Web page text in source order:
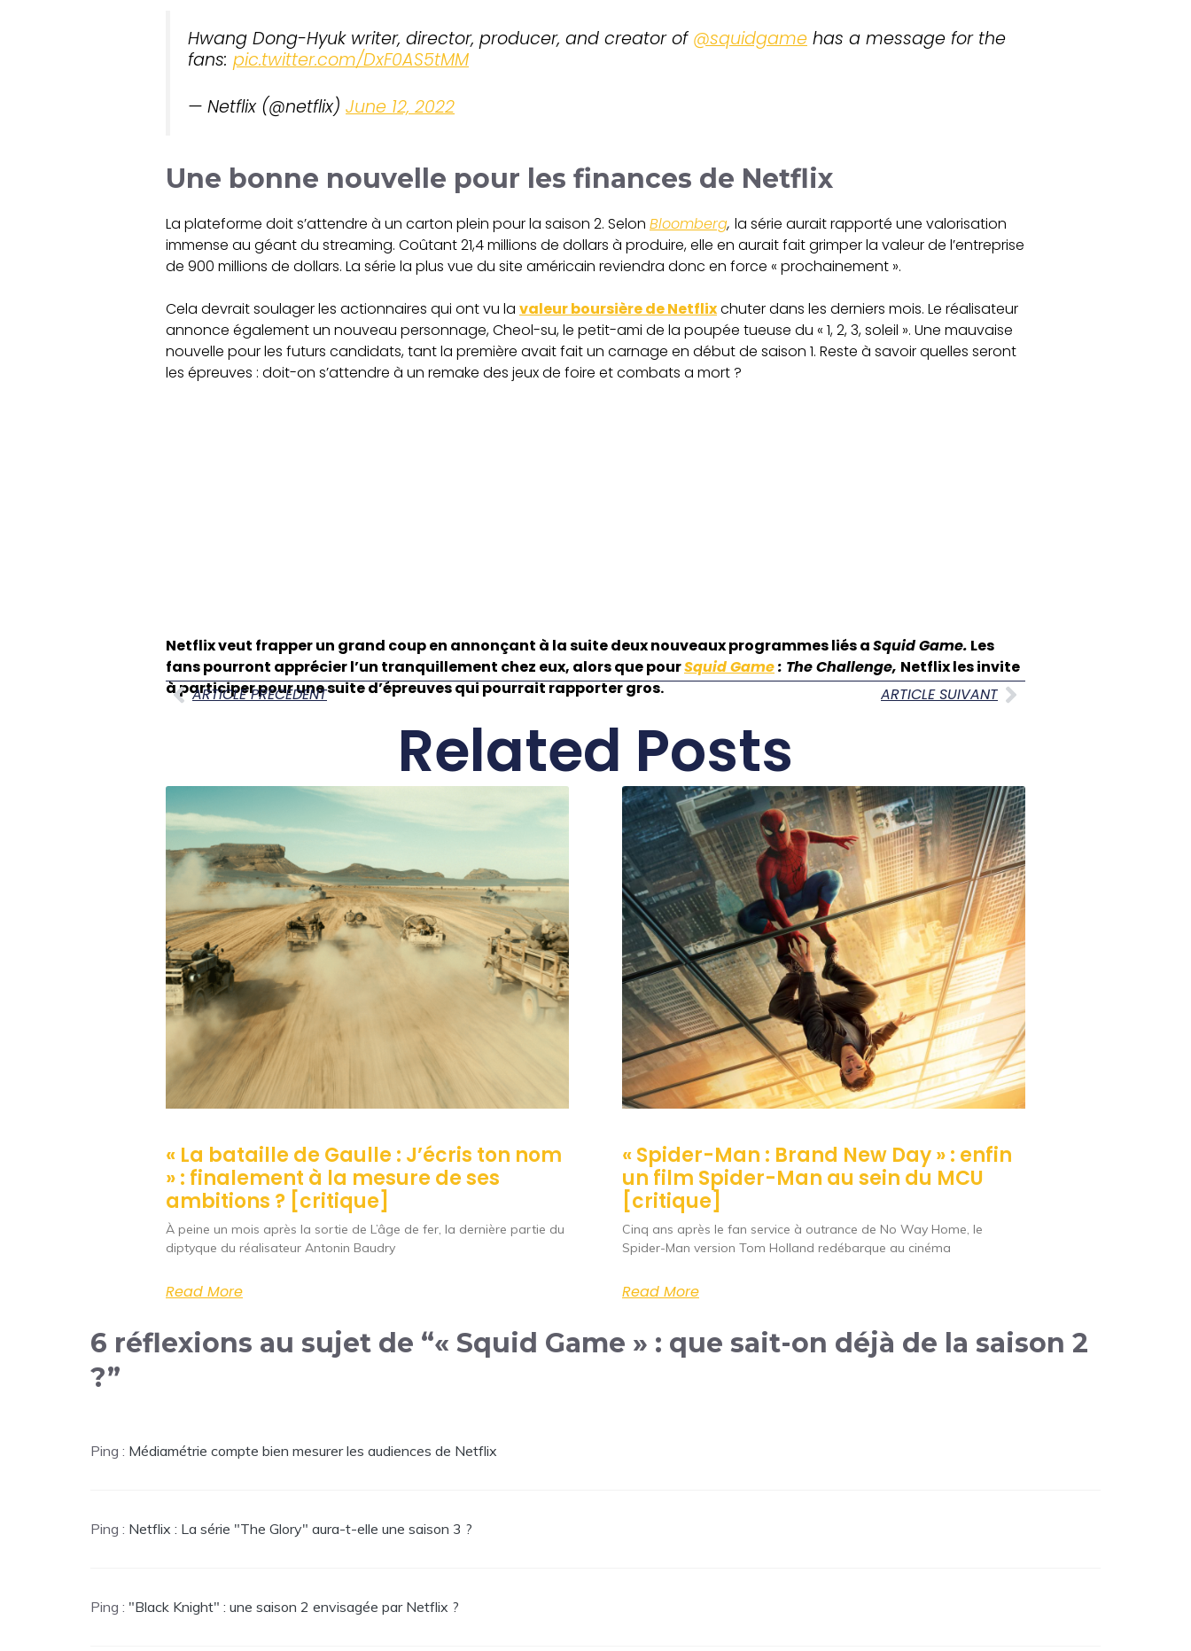
Hwang Dong-Hyuk writer, director, producer, and creator of@squidgame has a message for the
fans: pic.twitter.com/DxF0AS5tMM
— Netflix (@netflix) June 12, 2022
Une bonne nouvelle pour les finances de Netflix
La plateforme doit s’attendre à un carton plein pour la saison 2. Selon Bloomberg, la série aurait rapporté une valorisation
immense au géant du streaming. Coûtant 21,4 millions de dollars à produire, elle en aurait fait grimper la valeur de l’entreprise
de 900 millions de dollars. La série la plus vue du site américain reviendra donc en force « prochainement ».
Cela devrait soulager les actionnaires qui ont vu la valeur boursière de Netflixchuter dans les derniers mois. Le réalisateur
annonce également un nouveau personnage, Cheol-su, le petit-ami de la poupée tueuse du « 1, 2, 3, soleil ». Une mauvaise
nouvelle pour les futurs candidats, tant la première avait fait un carnage en début de saison 1. Reste à savoir quelles seront
les épreuves : doit-on s’attendre à un remake des jeux de foire et combats a mort ?
Netflix veut frapper un grand coup en annonçant à la suite deux nouveaux programmes liés aSquid Game. Les
fans pourront apprécier l’un tranquillement chez eux, alors que pourSquid Game: The Challenge, Netflix les invite
à participer pour une suite d’épreuves qui pourrait rapporter gros.
ARTICLE PRECEDENT ARTICLE SUIVANT
Related Posts
« La bataille de Gaulle : J’écris ton nom
» : finalement à la mesure de ses
ambitions ? [critique]
À peine un mois après la sortie de L’âge de fer, la dernière partie du
diptyque du réalisateur Antonin Baudry
Read More
« Spider-Man : Brand New Day » : enfin
un film Spider-Man au sein du MCU
[critique]
Cinq ans après le fan service à outrance de No Way Home, le
Spider-Man version Tom Holland redébarque au cinéma
Read More
6 réflexions au sujet de “« Squid Game » : que sait-on déjà de la saison 2
?”
Ping : Médiamétrie compte bien mesurer les audiences de Netflix
Ping : Netflix : La série "The Glory" aura-t-elle une saison 3 ?
Ping : "Black Knight" : une saison 2 envisagée par Netflix ?